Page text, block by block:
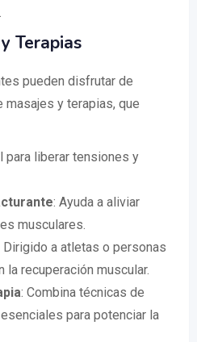
Terapias
pueden disfrutar de
y terapias, que
para liberar tensiones y
: Ayuda a aliviar
musculares.
Dirigido a atletas o personas
la recuperación muscular.
: Combina técnicas de
para potenciar la